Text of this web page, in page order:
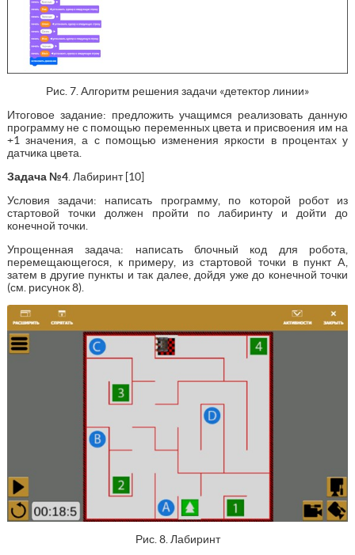
Рис. 7. Алгоритм решения задачи «детектор линии»
Итоговое задание: предложить учащимся реализовать данную
программу не с помощью переменных цвета и присвоения им на
+1 значения, а с помощью изменения яркости в процентах у
датчика цвета.
Задача №4. Лабиринт [10]
Условия задачи: написать программу, по которой робот из
стартовой точки должен пройти по лабиринту и дойти до
конечной точки.
Упрощенная задача: написать блочный код для робота,
перемещающегося, к примеру, из стартовой точки в пункт A,
затем в другие пункты и так далее, дойдя уже до конечной точки
(см. рисунок 8).
Рис. 8. Лабиринт